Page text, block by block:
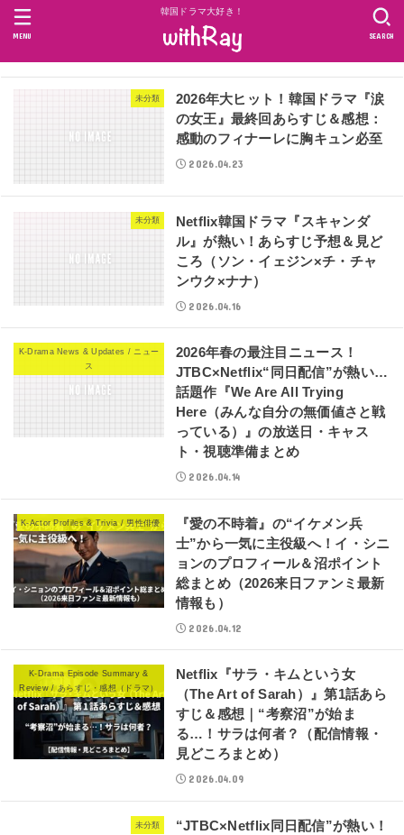
韓国ドラマ大好き！
SEARCH
MENU
未分類
2026年大ヒット！韓国ドラマ『涙
の女王』最終回あらすじ＆感想：
感動のフィナーレに胸キュン必至
2026.04.23
未分類
Netflix韓国ドラマ『スキャンダ
ル』が熱い！あらすじ予想＆見ど
ころ（ソン・イェジン×チ・チャ
ンウク×ナナ）
2026.04.16
K-Drama News & Updates / ニュー
ス
2026年春の最注目ニュース！
JTBC×Netflix“同日配信”が熱い…
話題作『We Are All Trying
Here（みんな自分の無価値さと戦
っている）』の放送日・キャス
ト・視聴準備まとめ
2026.04.14
K-Actor Profiles & Trivia / 男性俳優
『愛の不時着』の“イケメン兵
士”から一気に主役級へ！イ・シニ
ョンのプロフィール＆沼ポイント
総まとめ（2026来日ファンミ最新
情報も）
2026.04.12
K-Drama Episode Summary &
Review / あらすじ・感想（ドラマ）
Netflix『サラ・キムという女
（The Art of Sarah）』第1話あら
すじ＆感想｜“考察沼”が始ま
る…！サラは何者？（配信情報・
見どころまとめ）
2026.04.09
未分類
“JTBC×Netflix同日配信”が熱い！